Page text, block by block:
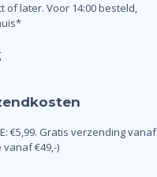
of later. Voor 14:00 besteld,
€5,99. Gratis verzending vanaf
vanaf €49,-)